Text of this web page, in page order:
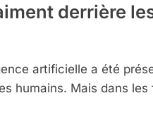
derrière
artificielle a été
humains. Mais dans